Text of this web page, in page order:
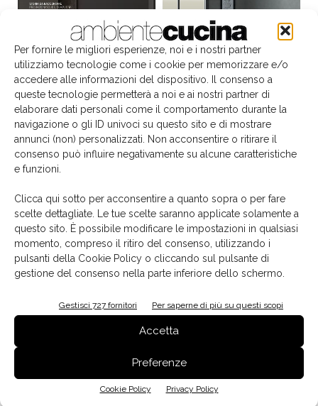
Per fornire le migliori esperienze, noi e i nostri partner
utilizziamo tecnologie come i cookie per memorizzare e/o
accedere alle informazioni del dispositivo. Il consenso a
queste tecnologie permetterà a noi e ai nostri partner di
elaborare dati personali come il comportamento durante la
navigazione o gli ID univoci su questo sito e di mostrare
annunci (non) personalizzati. Non acconsentire o ritirare il
consenso può influire negativamente su alcune caratteristiche
e funzioni.
Clicca qui sotto per acconsentire a quanto sopra o per fare
scelte dettagliate. Le tue scelte saranno applicate solamente a
questo sito. È possibile modificare le impostazioni in qualsiasi
momento, compreso il ritiro del consenso, utilizzando i
pulsanti della Cookie Policy o cliccando sul pulsante di
gestione del consenso nella parte inferiore dello schermo.
Gestisci 727 fornitori Per saperne di più su questi scopi
Accetta
Preferenze
Cookie Policy Privacy Policy
Progettare con la luce naturale
di Giulio Camiz